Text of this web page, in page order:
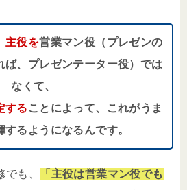
主役を営業マン役（プレゼンの
ば、プレゼンテーター役）では
なくて、
する ことによって、これがうま
するようになるんです。
も、 「主役は営業マン役でも